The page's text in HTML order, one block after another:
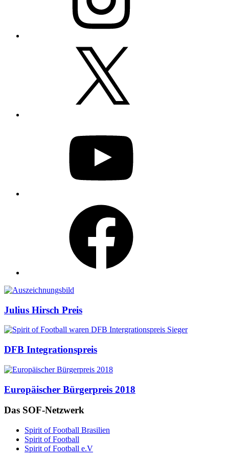
Auszeichnungen
Julius Hirsch Preis
DFB Integrationspreis
Europäischer Bürgerpreis 2018
Das SOF-Netzwerk
Spirit of Football Brasilien
Spirit of Football
Spirit of Football e.V